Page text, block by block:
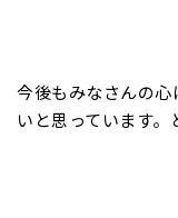
今後もみなさんの
いと思っています。